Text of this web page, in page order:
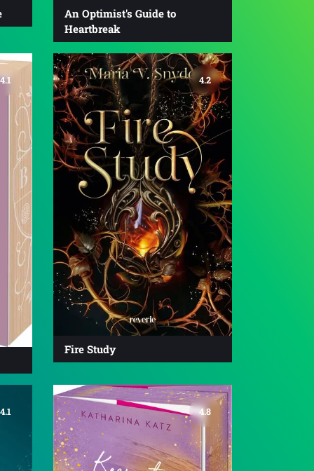
An Optimist's Guide to
Heartbreak
4.1 4.2
Fire Study
4.1 4.8